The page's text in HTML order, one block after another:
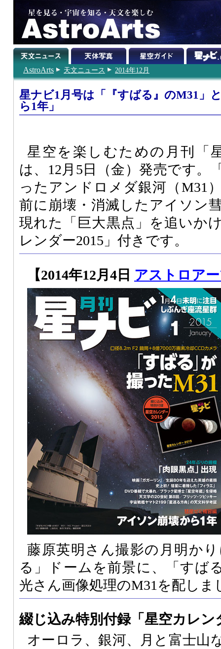
AstroArts 天文ニュース 2014年12月
星ナビ1月号は「『すばる』のM31」
ら1年」
星空を楽しむための月刊「
は、12月5日（金）発売です。
ったアンドロメダ銀河（M31
前に崩壊・消滅したアイソン
現れた「巨大黒点」を追いか
レンダー2015」付きです。
【2014年12月4日 アストロア
藤原英明さん撮影の月明か
る」ドームを前景に、「すば
光さん画像処理のM31を配しま
綴じ込み特別付録「星空カレン
オーロラ、銀河、月と富士山